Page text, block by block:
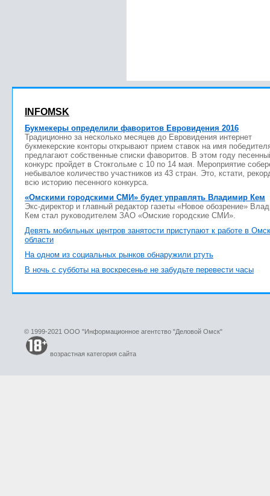
INFOMSK
Букмекеры определили фаворитов Евровидения 2016
Традиционно за несколько месяцев до Евровидения интернет
букмекерские конторы открывают прием ставок на имя
предлагают собственные списки фаворитов. В этом году
конкурс пройдет в Стокгольме с 10 по 14 мая. Мероприятие
небывалое количество участников из 43 стран. Это, кстати,
всю историю песенного конкурса.
«Омскими городскими СМИ» будет управлять Владимир Кем
Экс-директор и главный редактор газеты «Новое обозрение»
Кем стал руководителем ЗАО «Омские городские СМИ».
Девять мобильных центров занятости приступают к работе в
области
На одном из социальных рынков обнаружили ртуть
В ночь с субботы на воскресенье не забудьте перевести часы
© 1999-2021 ООО "Информационное агентство "Деловой Омск"
возрастная категория сайта